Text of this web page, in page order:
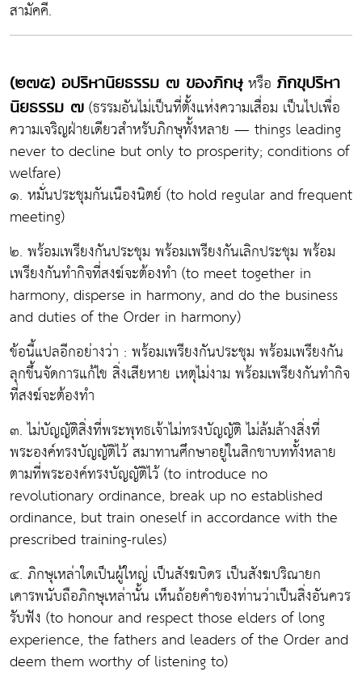
สามัคคี.
(๒๗๕) อปริหานิยธรรม ๗ ของภิกษุ หรือ ภิกขุปริหา
นิยธรรม ๗ (ธรรมอันไม่เป็นที่ตั้งแห่งความเสื่อม เป็นไปเพื่อ
ความเจริญฝ่ายเดียวสำหรับภิกษุทั้งหลาย — things leading
never to decline but only to prosperity; conditions of
welfare)
๑. หมั่นประชุมกันเนืองนิตย์ (to hold regular and frequent
meeting)
๒. พร้อมเพรียงกันประชุม พร้อมเพรียงกันเลิกประชุม พร้อม
เพรียงกันทำกิจที่สงฆ์จะต้องทำ (to meet together in
harmony, disperse in harmony, and do the business
and duties of the Order in harmony)
ข้อนี้แปลอีกอย่างว่า : พร้อมเพรียงกันประชุม พร้อมเพรียงกัน
ลุกขึ้นจัดการแก้ไข สิ่งเสียหาย เหตุไม่งาม พร้อมเพรียงกันทำกิจ
ที่สงฆ์จะต้องทำ
๓. ไม่บัญญัติสิ่งที่พระพุทธเจ้าไม่ทรงบัญญัติ ไม่ล้มล้างสิ่งที่
พระองค์ทรงบัญญัติไว้ สมาทานศึกษาอยู่ในสิกขาบททั้งหลาย
ตามที่พระองค์ทรงบัญญัติไว้ (to introduce no
revolutionary ordinance, break up no established
ordinance, but train oneself in accordance with the
prescribed training-rules)
๔. ภิกษุเหล่าใดเป็นผู้ใหญ่ เป็นสังฆบิดร เป็นสังฆปริณายก
เคารพนับถือภิกษุเหล่านั้น เห็นถ้อยคำของท่านว่าเป็นสิ่งอันควร
รับฟัง (to honour and respect those elders of long
experience, the fathers and leaders of the Order and
deem them worthy of listening to)